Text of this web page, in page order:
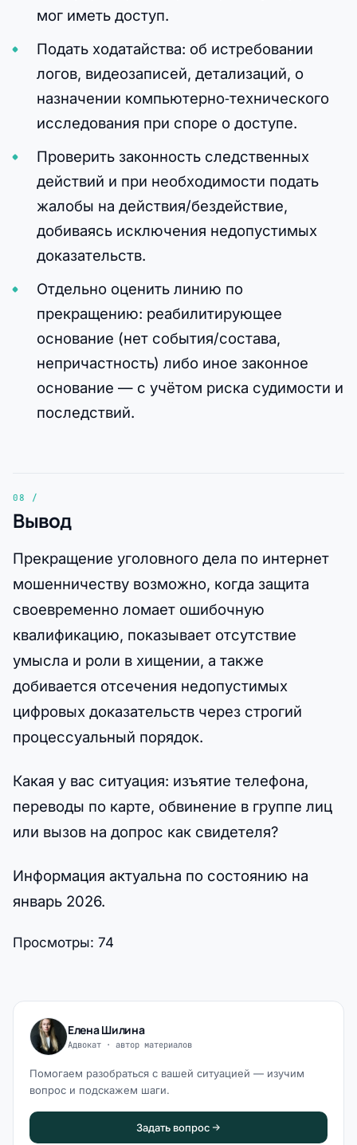
мог иметь доступ.
Подать ходатайства: об истребовании
логов, видеозаписей, детализаций, о
назначении компьютерно‑технического
исследования при споре о доступе.
Проверить законность следственных
действий и при необходимости подать
жалобы на действия/бездействие,
добиваясь исключения недопустимых
доказательств.
Отдельно оценить линию по
прекращению: реабилитирующее
основание (нет события/состава,
непричастность) либо иное законное
основание — с учётом риска судимости и
последствий.
Вывод
Прекращение уголовного дела по интернет
мошенничеству возможно, когда защита
своевременно ломает ошибочную
квалификацию, показывает отсутствие
умысла и роли в хищении, а также
добивается отсечения недопустимых
цифровых доказательств через строгий
процессуальный порядок.
Какая у вас ситуация: изъятие телефона,
переводы по карте, обвинение в группе лиц
или вызов на допрос как свидетеля?
Информация актуальна по состоянию на
январь 2026.
Просмотры: 74
Елена Шилина
Адвокат · автор материалов
Помогаем разобраться с вашей ситуацией — изучим
вопрос и подскажем шаги.
Задать вопрос